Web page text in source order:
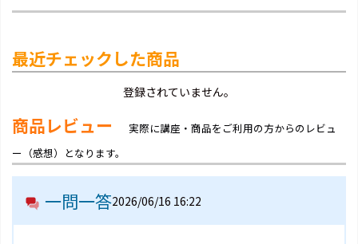
最近チェックした商品
登録されていません。
商品レビュー
実際に講座・商品をご利用の方からのレビュ
ー（感想）となります。
一問一答2026/06/16 16:22